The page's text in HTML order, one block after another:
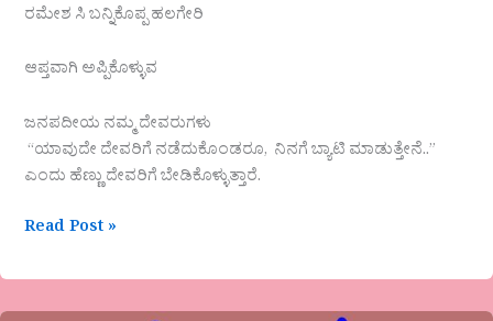
ರಮೇಶ ಸಿ ಬನ್ನಿಕೊಪ್ಪ ಹಲಗೇರಿ
ಆಪ್ತವಾಗಿ ಅಪ್ಪಿಕೊಳ್ಳುವ
ಜನಪದೀಯ ನಮ್ಮ ದೇವರುಗಳು
“ಯಾವುದೇ ದೇವರಿಗೆ ನಡೆದುಕೊಂಡರೂ, ನಿನಗೆ ಬ್ಯಾಟಿ ಮಾಡುತ್ತೇನೆ..”
ಎಂದು ಹೆಣ್ಣು ದೇವರಿಗೆ ಬೇಡಿಕೊಳ್ಳುತ್ತಾರೆ.
Read Post »